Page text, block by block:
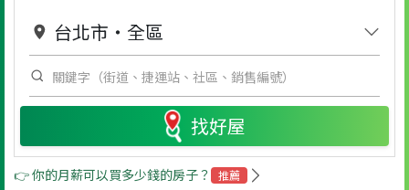
台北市 ・ 全區
找好屋
👉 你的月薪可以買多少錢的房子？ 推薦